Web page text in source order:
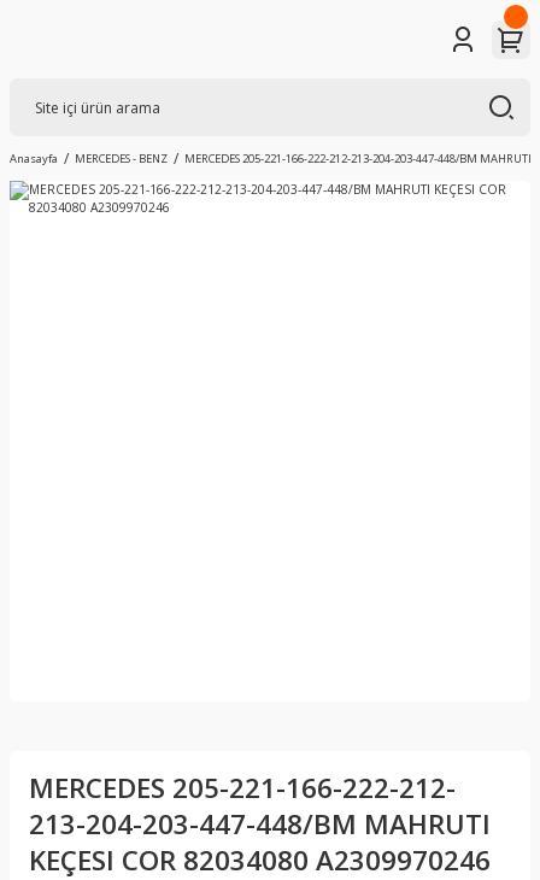
Anasayfa MERCEDES - BENZ MERCEDES 205-221-166-222-212-213-204-203-447-448/BM MAHRUTI
MERCEDES 205-221-166-222-212-
213-204-203-447-448/BM MAHRUTI
KEÇESI COR 82034080 A2309970246